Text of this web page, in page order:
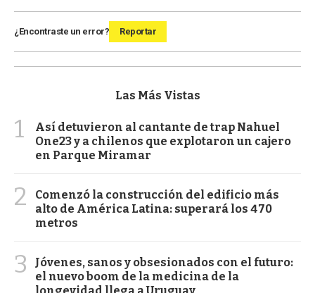
¿Encontraste un error? Reportar
Las Más Vistas
1
Así detuvieron al cantante de trap Nahuel
One23 y a chilenos que explotaron un cajero
en Parque Miramar
2
Comenzó la construcción del edificio más
alto de América Latina: superará los 470
metros
3
Jóvenes, sanos y obsesionados con el futuro:
el nuevo boom de la medicina de la